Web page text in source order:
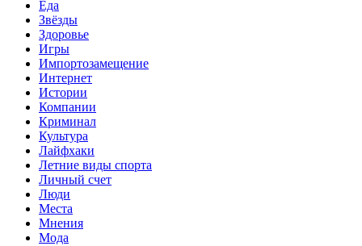
Еда
Звёзды
Здоровье
Игры
Импортозамещение
Интернет
Истории
Компании
Криминал
Культура
Лайфхаки
Летние виды спорта
Личный счет
Люди
Места
Мнения
Мода